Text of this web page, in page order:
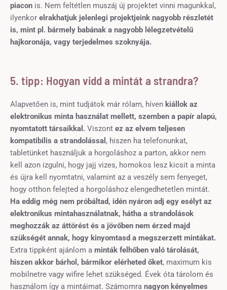
piacon is. Nem feltétlen muszáj új projektet vinni magunkkal,
ilyenkor elrakhatjuk jelenlegi projektjeink nagyobb részletét
is, mint pl. bármely babának a nagyobb lélegzetvételű
hajkoronája, vagy terjedelmes szoknyája.
5. tipp: Hogyan vidd a mintát a strandra?
Alapvetően is, mint tudjátok már rólam, híven kiállok az
elektronikus minta használat mellett, szemben a papír alapú,
nyomtatott társaikkal. Viszont ez az elvem teljesen
kompatibilis a strandolással , hiszen ha telefonunkat,
tabletünket használjuk a horgoláshoz a parton, akkor nem
kell azon izgulni, hogy jajj vizes, homokos lesz kicsit a minta
és újra kell nyomtatni, valamint az a veszély sem fenyeget,
hogy otthon felejted a horgoláshoz elengedhetetlen mintát.
Ha eddig még nem próbáltad, idén nyáron adj egy esélyt az
elektronikus mintahasználatnak, hátha a strandolások
meghozzák az áttörést és a jövőben nem érzed majd
szükségét annak, hogy kinyomtasd a megszerzett mintákat.
Extra tippként ajánlom a minták felhőben való tárolását,
hiszen akkor bárhol, bármikor elérheted őket, maximum kis
mobilnetre vagy wifire lehet szükséged. Évek óta tárolom és
használom így a mintáimat. Számomra nagyon kényelmes